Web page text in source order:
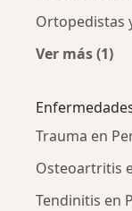
Ortopedistas
Ver más (1)
Trauma en
Osteoartritis
Tendinitis en